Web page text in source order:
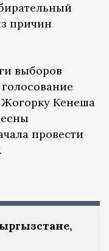
причин
выборов
Кенеша
провести